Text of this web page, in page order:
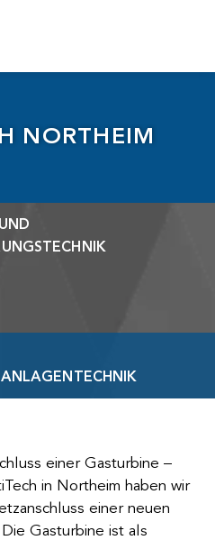
NORTHEIM
einer Gasturbine –
in Northeim haben wir
einer neuen
Gasturbine ist als